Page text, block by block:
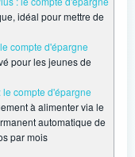
idéal pour mettre de
compte d'épargne
pour les jeunes de
compte d'épargne
à alimenter via le
automatique de
par mois